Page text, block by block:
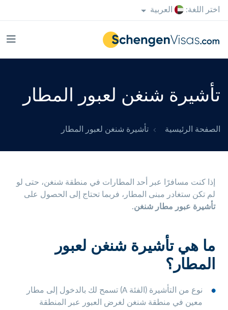
اختر اللغة: العربية
تأشيرة شنغن لعبور المطار
الصفحة الرئيسية تأشيرة شنغن لعبور المطار
إذا كنت مسافرًا عبر أحد المطارات في منطقة شنغن، حتى لو
لم تكن ستغادر مبنى المطار، فربما تحتاج إلى الحصول على
تأشيرة عبور مطار شنغن.
ما هي تأشيرة شنغن لعبور
المطار؟
نوع من التأشيرة (الفئة A) تسمح لك بالدخول إلى مطار
معين في منطقة شنغن لغرض العبور عبر المنطقة